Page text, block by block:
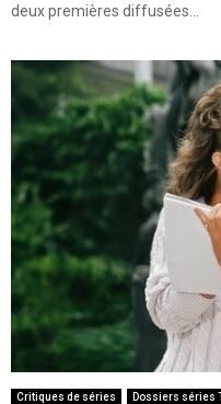
deux premières diffusées...
Critiques de séries Dossiers séries